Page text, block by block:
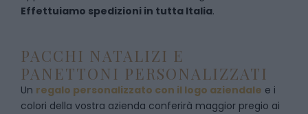
Effettuiamo spedizioni in tutta Italia.
PACCHI NATALIZI E
PANETTONI PERSONALIZZATI
Un regalo personalizzato con il logo aziendale e i
colori della vostra azienda conferirà maggior pregio ai